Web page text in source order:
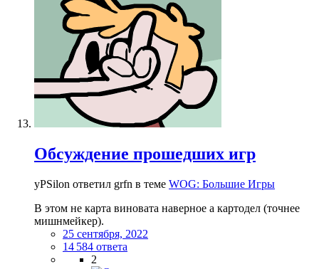
Обсуждение прошедших игр
yPSilon ответил grfn в теме WOG: Большие Игры
В этом не карта виновата наверное а картодел (точнее
мишнмейкер).
25 сентября, 2022
14 584 ответа
2